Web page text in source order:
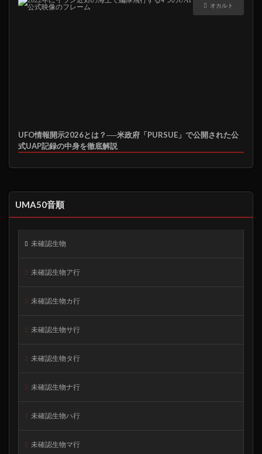
オカルト
UFO情報開示2026とは？──米政府「PURSUE」で公開された公
式UAP記録の中身を徹底解説
UMA50音順
未確認生物
未確認生物ア行
未確認生物カ行
未確認生物サ行
未確認生物タ行
未確認生物ナ行
未確認生物ハ行
未確認生物マ行